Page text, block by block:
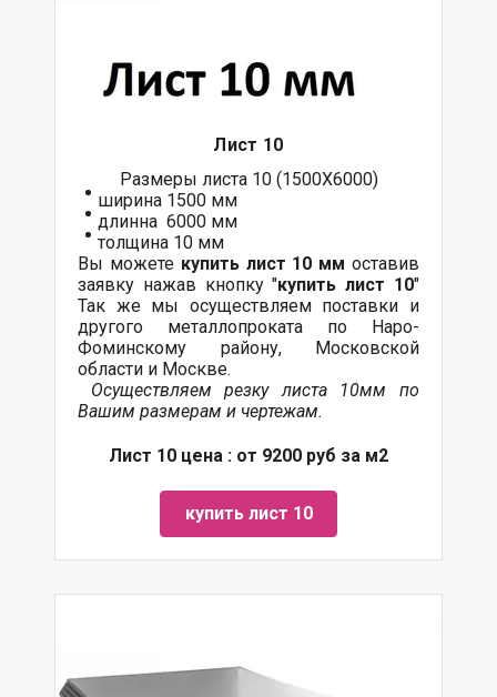
Лист 10
Размеры листа 10 (1500Х6000)
ширина 1500 мм
длинна 6000 мм
толщина 10 мм
Вы можете купить лист 10 мм оставив
заявку нажав кнопку "купить лист 10"
Так же мы осуществляем поставки и
другого металлопроката по Наро-
Фоминскому району, Московской
области и Москве.
Осуществляем резку листа 10мм по
Вашим размерам и чертежам.
Лист 10 цена : от 9200 руб за м2
купить лист 10